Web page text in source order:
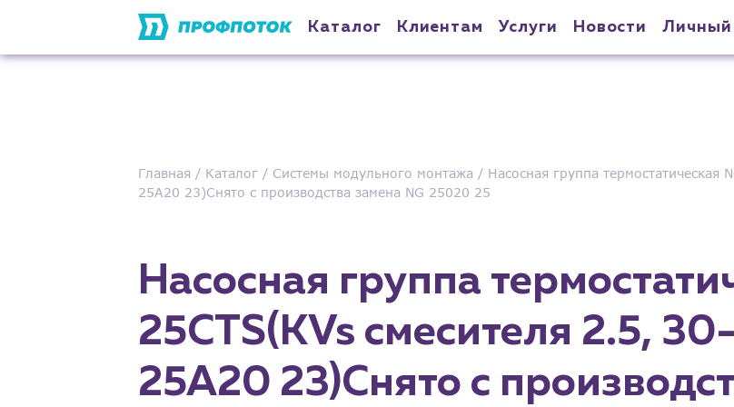
Каталог Клиентам Услуги Новости Личный
Главная Каталог Системы модульного монтажа
Насосная группа
25A20 23)Снято с производства замена NG 25020 25
Насосная группа
25CTS(KVs смесителя 2.5,
25A20 23)Снято с